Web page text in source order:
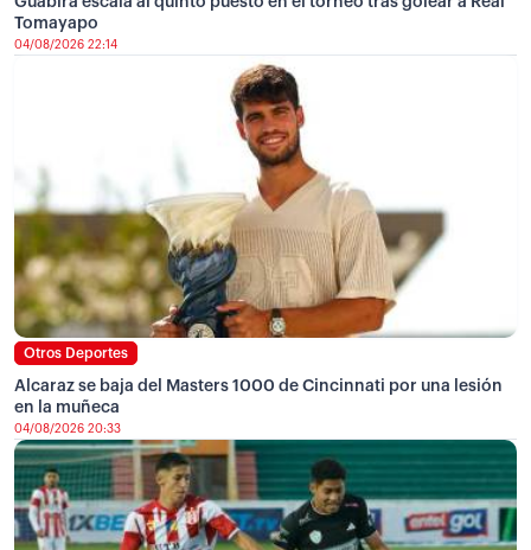
Tomayapo
04/08/2026 22:14
Otros Deportes
Alcaraz se baja del Masters 1000 de Cincinnati por una lesión
en la muñeca
04/08/2026 20:33